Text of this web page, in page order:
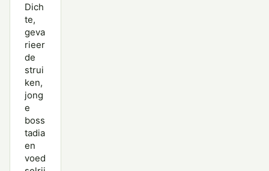
Dich
te,
geva
rieer
de
strui
ken,
jong
e
boss
tadia
en
voed